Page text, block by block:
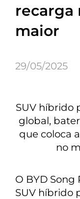
recarga
maior
29/05/2025
SUV híbrido
global,
que coloca
no
O BYD Song
SUV híbrido